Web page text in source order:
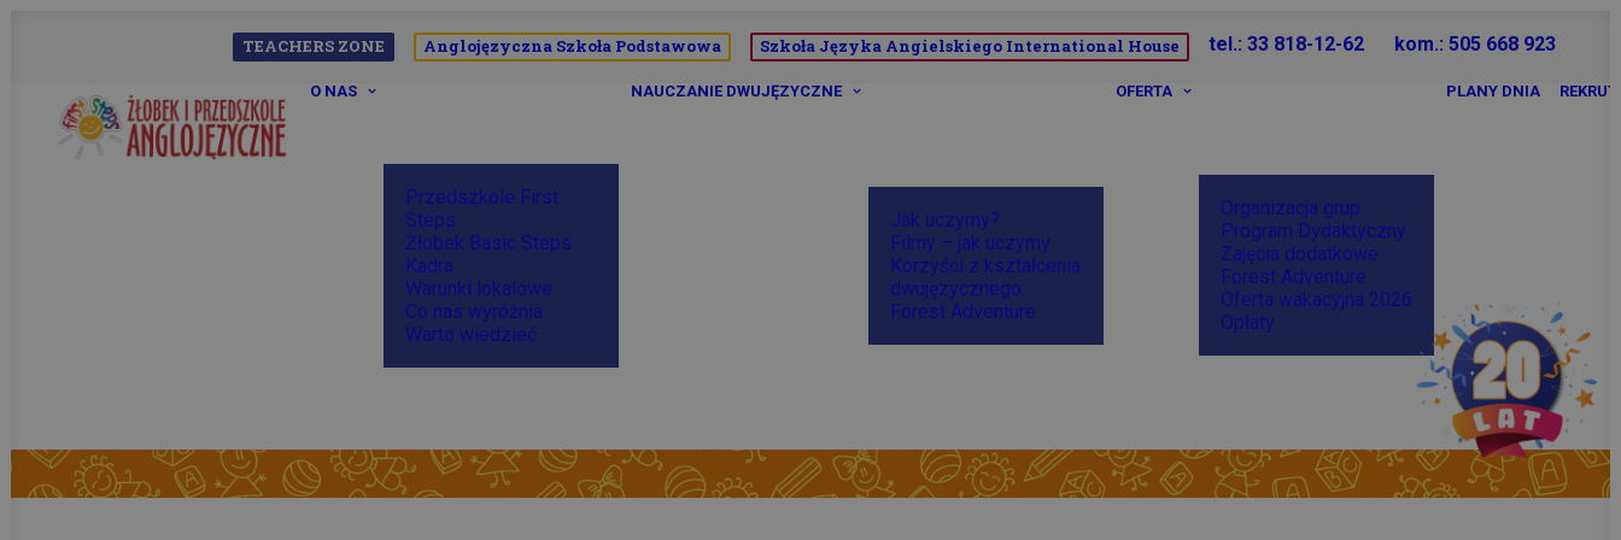
TEACHERS ZONE Anglojęzyczna Szkoła Podstawowa Szkoła Języka Angielskiego International House tel.: 33 818-12-62 kom.: 505 668 923
O NAS
Przedszkole First
Steps
Żłobek Basic Steps
Kadra
Warunki lokalowe
Co nas wyróżnia
Warto wiedzieć
NAUCZANIE DWUJĘZYCZNE
Jak uczymy?
Filmy – jak uczymy
Korzyści z kształcenia
dwujęzycznego
Forest Adventure
OFERTA
Organizacja grup
Program Dydaktyczny
Zajęcia dodatkowe
Forest Adventure
Oferta wakacyjna 2026
Opłaty
PLANY DNIA